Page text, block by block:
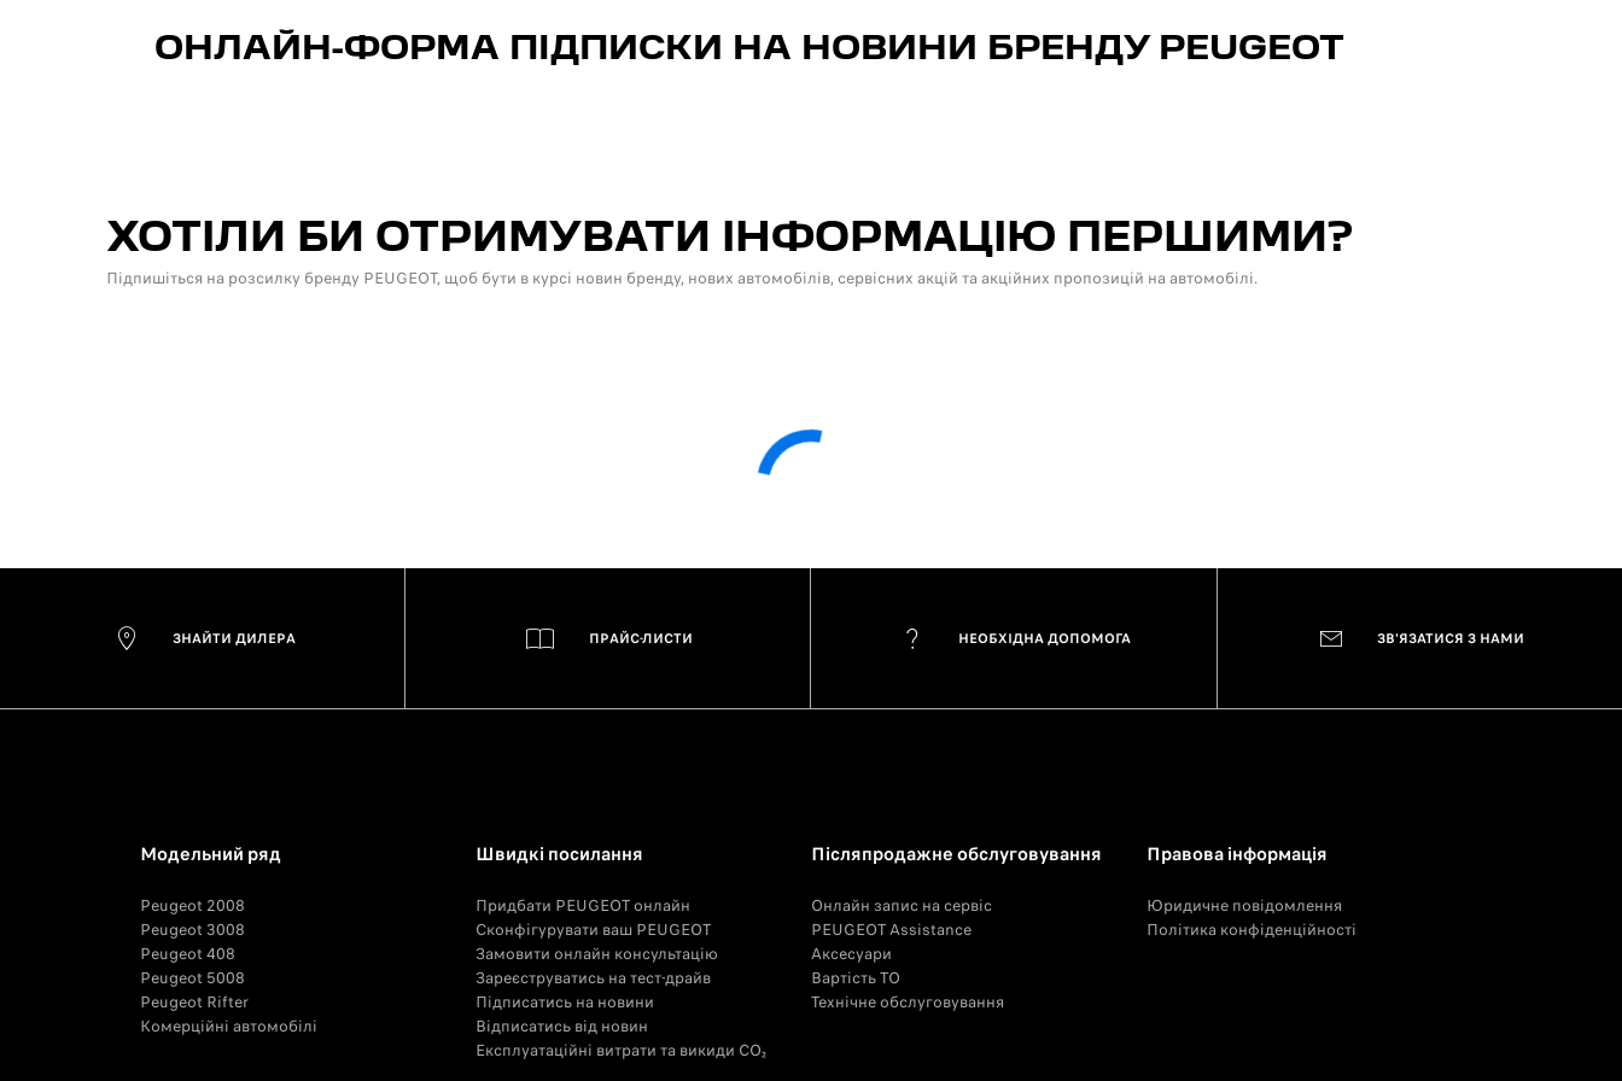
ОНЛАЙН-ФОРМА ПІДПИСКИ НА НОВИНИ БРЕНДУ PEUGEOT
ХОТІЛИ БИ ОТРИМУВАТИ ІНФОРМАЦІЮ ПЕРШИМИ?
Підпишіться на розсилку бренду PEUGEOT, щоб бути в курсі новин бренду, нових автомобілів, сервісних акцій та акційних пропозицій на автомобілі.
ЗНАЙТИ ДИЛЕРА ПРАЙС-ЛИСТИ НЕОБХІДНА ДОПОМОГА ЗВ'ЯЗАТИСЯ З НАМИ
Модельний ряд
Peugeot 2008
Peugeot 3008
Peugeot 408
Peugeot 5008
Peugeot Rifter
Комерційні автомобілі
Швидкі посилання
Придбати PEUGEOT онлайн
Сконфігурувати ваш PEUGEOT
Замовити онлайн консультацію
Зареєструватись на тест-драйв
Підписатись на новини
Відписатись від новин
Експлуатаційні витрати та викиди CO₂
Післяпродажне обслуговування
Онлайн запис на сервіс
PEUGEOT Assistance
Аксесуари
Вартість ТО
Технічне обслуговування
Правова інформація
Юридичне повідомлення
Політика конфіденційності